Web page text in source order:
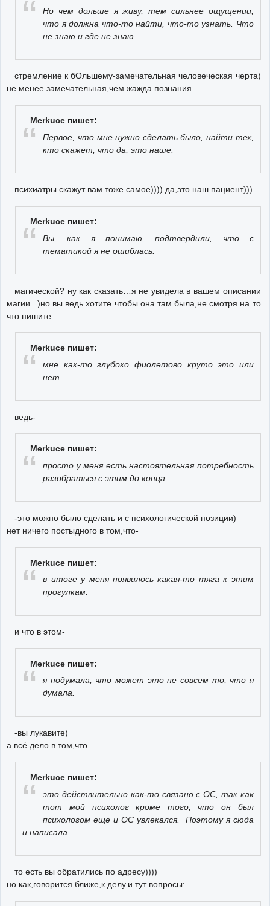
Но чем дольше я живу, тем сильнее ощущении,
что я должна что-то найти, что-то узнать. Что
не знаю и где не знаю.
стремление к бОльшему-замечательная человеческая черта)
не менее замечательная,чем жажда познания.
Merkuce пишет:
Первое, что мне нужно сделать было, найти тех,
кто скажет, что да, это наше.
психиатры скажут вам тоже самое)))) да,это наш пациент)))
Merkuce пишет:
Вы, как я понимаю, подтвердили, что с
тематикой я не ошиблась.
магической? ну как сказать…я не увидела в вашем описании
магии...)но вы ведь хотите чтобы она там была,не смотря на то
что пишите:
Merkuce пишет:
мне как-то глубоко фиолетово круто это или
нет
ведь-
Merkuce пишет:
просто у меня есть настоятельная потребность
разобраться с этим до конца.
-это можно было сделать и с психологической позиции)
нет ничего постыдного в том,что-
Merkuce пишет:
в итоге у меня появилось какая-то тяга к этим
прогулкам.
и что в этом-
Merkuce пишет:
я подумала, что может это не совсем то, что я
думала.
-вы лукавите)
а всё дело в том,что
Merkuce пишет:
это действительно как-то связано с ОС, так как
тот мой психолог кроме того, что он был
психологом еще и ОС увлекался. Поэтому я сюда
и написала.
то есть вы обратились по адресу))))
но как,говорится ближе,к делу.и тут вопросы: